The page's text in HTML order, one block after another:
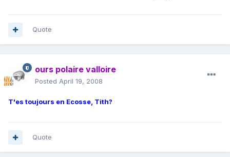
Quote
ours polaire valloire
Posted April 19, 2008
T'es toujours en Ecosse, Tith?
Quote